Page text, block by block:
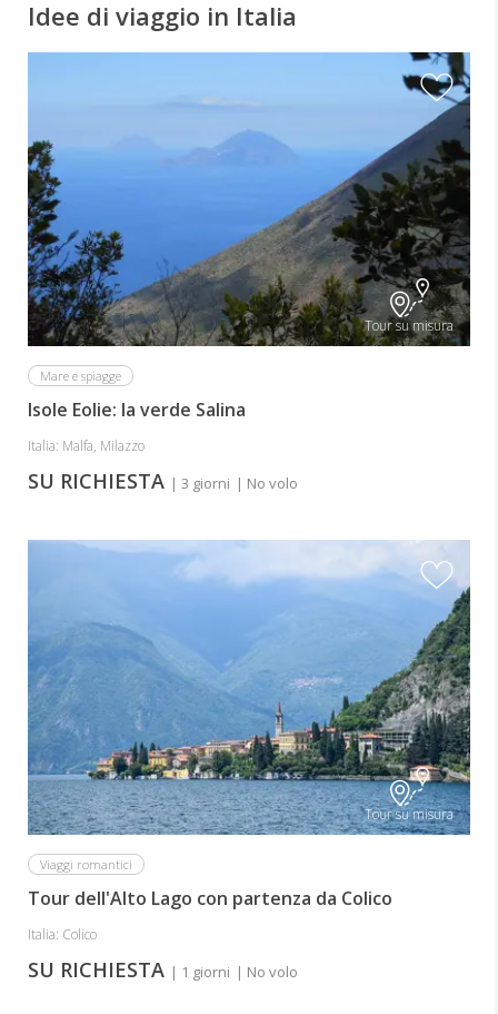
Idee di viaggio in Italia
Tour su misura
Mare e spiagge
Isole Eolie: la verde Salina
Italia: Malfa, Milazzo
SU RICHIESTA | 3 giorni | No volo
Tour su misura
Viaggi romantici
Tour dell'Alto Lago con partenza da Colico
Italia: Colico
SU RICHIESTA | 1 giorni | No volo